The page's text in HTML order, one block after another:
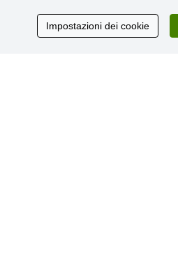
» Programma fedeltà
Impostazioni dei cookie